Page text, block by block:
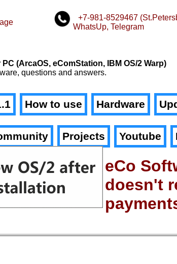
+7-981-8529467
WhatsUp, Telegram
(ArcaOS, eComStation, IBM OS/2 Warp)
questions and answers.
How to use Hardware
Projects Youtube
eCo
doesn't